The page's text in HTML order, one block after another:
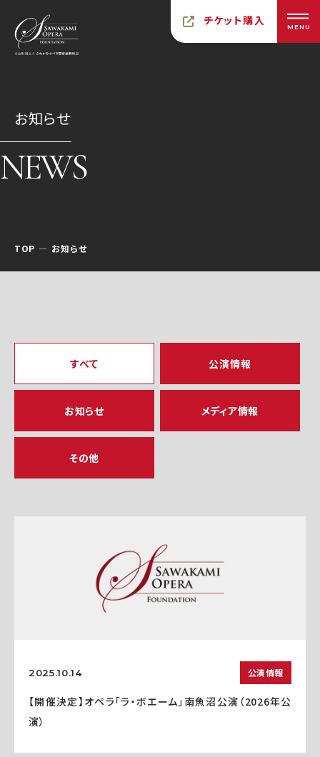
チケット購入 MENU
お知らせ
NEWS
TOP お知らせ
すべて 公演情報
お知らせ メディア情報
その他
2025.10.14 公演情報
【開催決定】オペラ「ラ・ボエーム」南魚沼公演（2026年公
演）